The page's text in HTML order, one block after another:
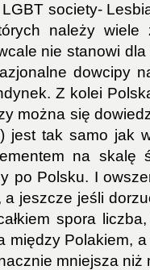
society-
należy wiele
nie stanowi
dowcipy
Z kolei
można się
jest tak samo jak
na
po Polsku. I
a jeszcze jeśli
spora
między Polakiem,
mniejsza